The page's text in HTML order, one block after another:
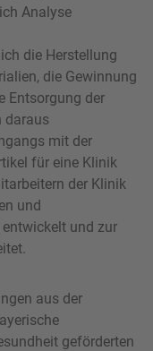
Analyse
die Herstellung
die Gewinnung
Entsorgung der
daraus
mit der
für eine Klinik
der Klinik
und
und zur
aus der
geförderten